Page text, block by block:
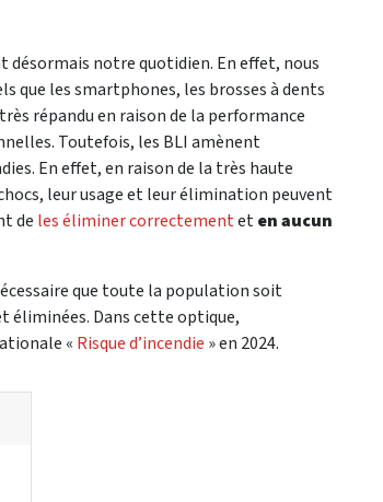
notre quotidien. En effet, nous
que les smartphones, les brosses à dents
répandu en raison de la performance
Toutefois, les BLI amènent
En effet, en raison de la très haute
leur usage et leur élimination peuvent
de les éliminer correctementeten aucun
que toute la population soit
éliminées. Dans cette optique,
« Risque d’incendie » en 2024.